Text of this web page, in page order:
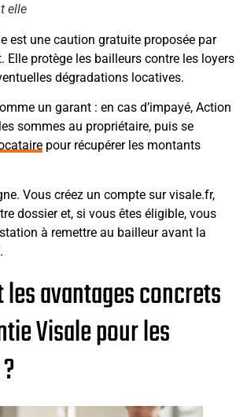
elle
est une caution gratuite proposée par
Elle protège les bailleurs contre les loyers
dégradations locatives.
un garant : en cas d’impayé, Action
sommes au propriétaire, puis se
pour récupérer les montants
Vous créez un compte sur visale.fr,
dossier et, si vous êtes éligible, vous
à remettre au bailleur avant la
les avantages concrets
Visale pour les